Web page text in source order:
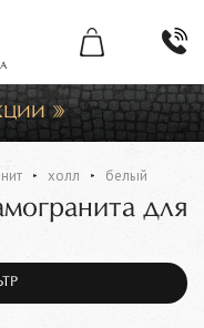
холл белый
для